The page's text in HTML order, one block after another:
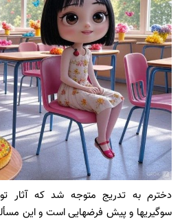
دخترم به تدریج متوجه شد که آثار
سوگیریها و پیش فرضهایی است و این